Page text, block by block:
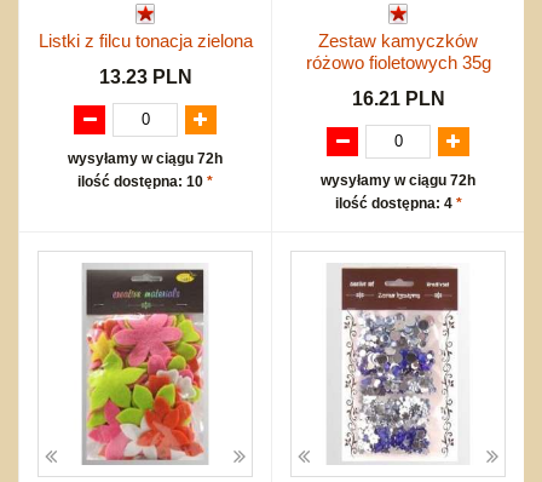
Koszty przesyłki
Regulamin
Kontakt
Mapa produktów
Listki z filcu tonacja zielona
13.23 PLN
wysyłamy w ciągu 72h
ilość dostępna: 10 *
Zestaw kamyczków
różowo fioletowych 35g
16.21 PLN
wysyłamy w ciągu 72h
ilość dostępna: 4 *